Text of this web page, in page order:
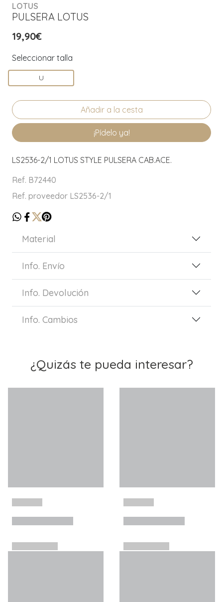
LOTUS
PULSERA LOTUS
19,90€
Seleccionar talla
U
¡Pídelo ya!
LS2536-2/1 LOTUS STYLE PULSERA CAB.ACE.
Ref. B72440
Ref. proveedor LS2536-2/1
Material
Info. Envío
Info. Devolución
Info. Cambios
¿Quizás te pueda interesar?